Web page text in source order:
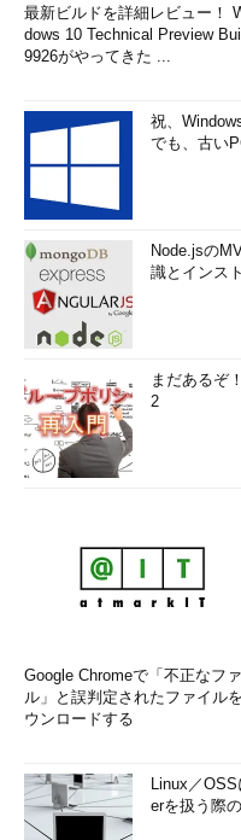
最新ビルドを詳細レビュー！
dows 10 Technical Preview
9926がやってきた ...
祝、
でも、古い
Node.jsの
識とインス
まだあるぞ
2
Google Chromeで「不正なフ
ル」と誤判定されたファイル
ウンロードする
Linux／
erを扱う際